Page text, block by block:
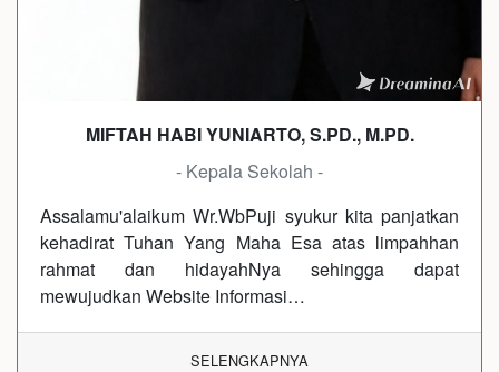
MIFTAH HABI YUNIARTO, S.PD., M.PD.
- Kepala Sekolah -
Assalamu'alaikum Wr.WbPuji syukur kita panjatkan
kehadirat Tuhan Yang Maha Esa atas limpahhan
rahmat dan hidayahNya sehingga dapat
mewujudkan Website Informasi…
SELENGKAPNYA